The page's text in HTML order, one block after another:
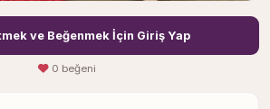
ve Beğenmek İçin Giriş Yap
0 beğeni